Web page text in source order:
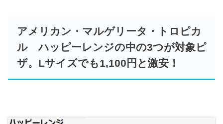
アメリカン・マルゲリータ・トロピカ
ル ハッピーレンジの中の3つが対象ピ
ザ。Lサイズでも1,100円と激安！